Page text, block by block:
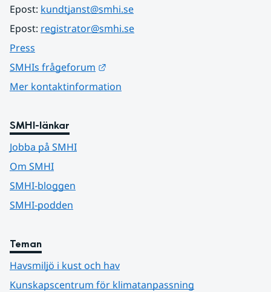
Epost: kundtjanst@smhi.se
Epost: registrator@smhi.se
Press
SMHIs frågeforum
Mer kontaktinformation
SMHI-länkar
Jobba på SMHI
Om SMHI
SMHI-bloggen
SMHI-podden
Teman
Havsmiljö i kust och hav
Kunskapscentrum för klimatanpassning